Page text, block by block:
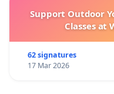
Support Outdoor
Classes at
62 signatures
17 Mar 2026